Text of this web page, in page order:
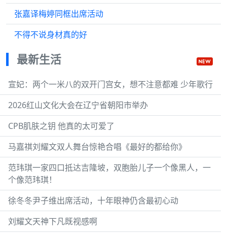
张嘉译梅婷同框出席活动
不得不说身材真的好
最新生活
宣妃：两个一米八的双开门宫女，想不注意都难 少年歌行
2026红山文化大会在辽宁省朝阳市举办
CPB肌肤之钥 他真的太可爱了
马嘉祺刘耀文双人舞台惊艳合唱《最好的都给你》
范玮琪一家四口抵达吉隆坡，双胞胎儿子一个像黑人，一
个像范玮琪！
徐冬冬尹子维出席活动，十年眼神仍含最初心动
刘耀文天神下凡既视感啊